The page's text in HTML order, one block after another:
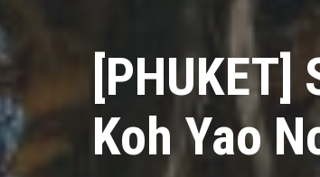
Koh Yao